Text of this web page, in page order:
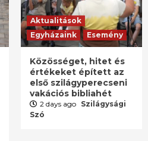
Aktualitások
Egyházaink
Esemény
Közösséget, hitet és
értékeket épített az
első szilágyperecseni
vakációs bibliahét
2 days ago Szilágysági
Szó